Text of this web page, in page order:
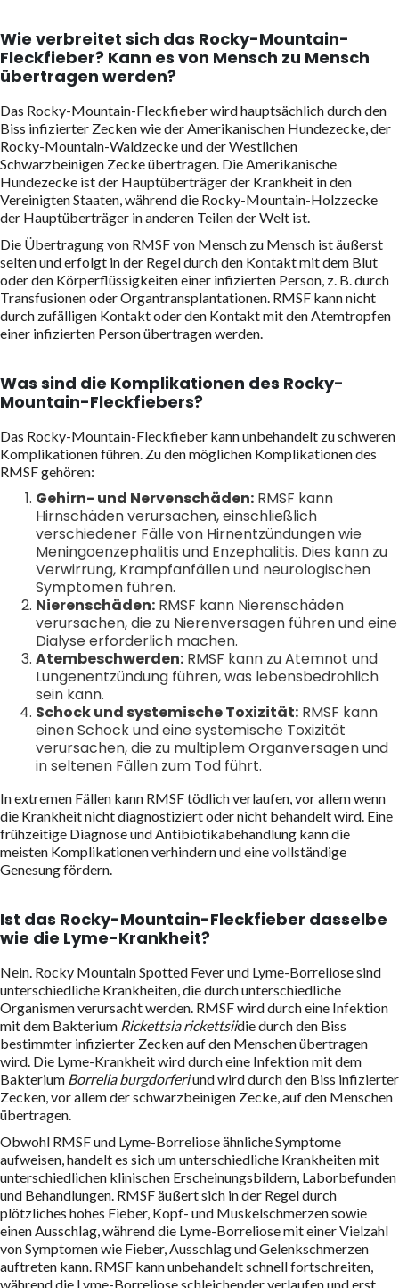
Wie verbreitet sich das Rocky-Mountain-
Fleckfieber? Kann es von Mensch zu Mensch
übertragen werden?
Das Rocky-Mountain-Fleckfieber wird hauptsächlich durch den
Biss infizierter Zecken wie der Amerikanischen Hundezecke, der
Rocky-Mountain-Waldzecke und der Westlichen
Schwarzbeinigen Zecke übertragen. Die Amerikanische
Hundezecke ist der Hauptüberträger der Krankheit in den
Vereinigten Staaten, während die Rocky-Mountain-Holzzecke
der Hauptüberträger in anderen Teilen der Welt ist.
Die Übertragung von RMSF von Mensch zu Mensch ist äußerst
selten und erfolgt in der Regel durch den Kontakt mit dem Blut
oder den Körperflüssigkeiten einer infizierten Person, z. B. durch
Transfusionen oder Organtransplantationen. RMSF kann nicht
durch zufälligen Kontakt oder den Kontakt mit den Atemtropfen
einer infizierten Person übertragen werden.
Was sind die Komplikationen des Rocky-
Mountain-Fleckfiebers?
Das Rocky-Mountain-Fleckfieber kann unbehandelt zu schweren
Komplikationen führen. Zu den möglichen Komplikationen des
RMSF gehören:
Gehirn- und Nervenschäden: RMSF kann
Hirnschäden verursachen, einschließlich
verschiedener Fälle von Hirnentzündungen wie
Meningoenzephalitis und Enzephalitis. Dies kann zu
Verwirrung, Krampfanfällen und neurologischen
Symptomen führen.
Nierenschäden: RMSF kann Nierenschäden
verursachen, die zu Nierenversagen führen und eine
Dialyse erforderlich machen.
Atembeschwerden: RMSF kann zu Atemnot und
Lungenentzündung führen, was lebensbedrohlich
sein kann.
Schock und systemische Toxizität: RMSF kann
einen Schock und eine systemische Toxizität
verursachen, die zu multiplem Organversagen und
in seltenen Fällen zum Tod führt.
In extremen Fällen kann RMSF tödlich verlaufen, vor allem wenn
die Krankheit nicht diagnostiziert oder nicht behandelt wird. Eine
frühzeitige Diagnose und Antibiotikabehandlung kann die
meisten Komplikationen verhindern und eine vollständige
Genesung fördern.
Ist das Rocky-Mountain-Fleckfieber dasselbe
wie die Lyme-Krankheit?
Nein. Rocky Mountain Spotted Fever und Lyme-Borreliose sind
unterschiedliche Krankheiten, die durch unterschiedliche
Organismen verursacht werden. RMSF wird durch eine Infektion
mit dem Bakterium Rickettsia rickettsiidie durch den Biss
bestimmter infizierter Zecken auf den Menschen übertragen
wird. Die Lyme-Krankheit wird durch eine Infektion mit dem
Bakterium Borrelia burgdorferiund wird durch den Biss infizierter
Zecken, vor allem der schwarzbeinigen Zecke, auf den Menschen
übertragen.
Obwohl RMSF und Lyme-Borreliose ähnliche Symptome
aufweisen, handelt es sich um unterschiedliche Krankheiten mit
unterschiedlichen klinischen Erscheinungsbildern, Laborbefunden
und Behandlungen. RMSF äußert sich in der Regel durch
plötzliches hohes Fieber, Kopf- und Muskelschmerzen sowie
einen Ausschlag, während die Lyme-Borreliose mit einer Vielzahl
von Symptomen wie Fieber, Ausschlag und Gelenkschmerzen
auftreten kann. RMSF kann unbehandelt schnell fortschreiten,
während die Lyme-Borreliose schleichender verlaufen und erst